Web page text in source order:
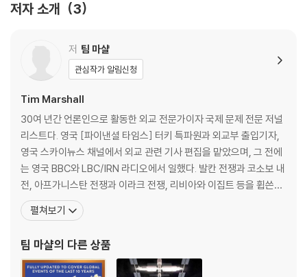
e-opening book, which uses maps to explain how geography
nd why geography means that history is always repeating itse
lf. This remarkable, unique introduction to world affairs will ins
A stunning abridged and illustrated edition of the international
bestseller Prisoners of Geography, by acclaimed author Tim
Marshall.
저자 소개 3
저 팀 마샬
관심작가 알림신청
Tim Marshall
30여 년간 언론인으로 활동한 외교 전문가이자 국제 문제 전문 저널
리스트다. 영국 [파이낸셜 타임스] 터키 특파원과 외교부 출입기자,
영국 스카이뉴스 채널에서 외교 관련 기사 편집을 맡았으며, 그 전에
는 영국 BBC와 LBC/IRN 라디오에서 일했다. 발칸 전쟁과 코소보 내
전, 아프가니스탄 전쟁과 이라크 전쟁, 리비아와 이집트 등을 휩쓴
‘아랍의 봄’ 혁명의 현장에서 보도를 했으며, 1991년 걸프 전쟁 때 스
카이뉴스 특파원으로서 ‘여섯 시간 연속 생방송’을 한 것으로도 유명
[선데이 타임스], [가디언], [인
펼쳐보기
팀 마샬의 다른 상품